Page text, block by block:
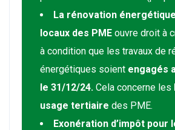
La rénovation
locaux des PME ouvre droit à
à condition que les travaux de
énergétiques soient engagés
le 31/12/24. Cela concerne les
usage tertiaire des PME.
Exonération d’impôt pour